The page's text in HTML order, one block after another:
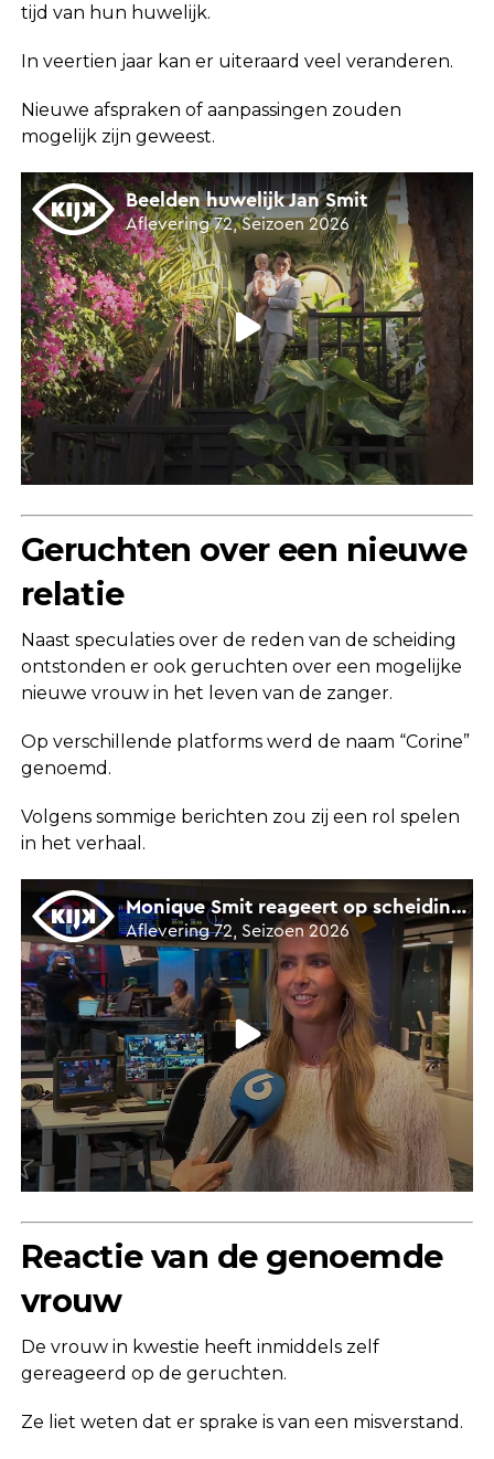
tijd van hun huwelijk.
In veertien jaar kan er uiteraard veel veranderen.
Nieuwe afspraken of aanpassingen zouden
mogelijk zijn geweest.
Geruchten over een nieuwe
relatie
Naast speculaties over de reden van de scheiding
ontstonden er ook geruchten over een mogelijke
nieuwe vrouw in het leven van de zanger.
Op verschillende platforms werd de naam “Corine”
genoemd.
Volgens sommige berichten zou zij een rol spelen
in het verhaal.
Reactie van de genoemde
vrouw
De vrouw in kwestie heeft inmiddels zelf
gereageerd op de geruchten.
Ze liet weten dat er sprake is van een misverstand.